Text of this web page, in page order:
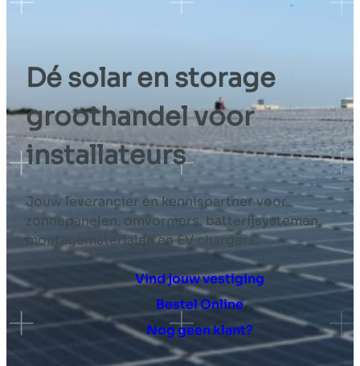
Dé solar en storage
groothandel voor
installateurs
Jouw leverancier en kennispartner voor
zonnepanelen, omvormers, batterijsystemen,
montagematerialen en EV chargers.
Vind jouw vestiging
Bestel Online
Nog geen klant?